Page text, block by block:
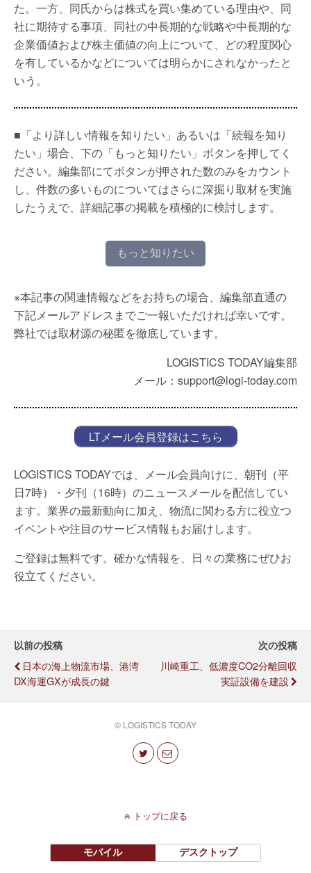
た。一方、同氏からは株式を買い集めている理由や、同
社に期待する事項、同社の中長期的な戦略や中長期的な
企業価値および株主価値の向上について、どの程度関心
を有しているかなどについては明らかにされなかったと
いう。
■「より詳しい情報を知りたい」あるいは「続報を知り
たい」場合、下の「もっと知りたい」ボタンを押してく
ださい。編集部にてボタンが押された数のみをカウント
し、件数の多いものについてはさらに深掘り取材を実施
したうえで、詳細記事の掲載を積極的に検討します。
もっと知りたい
※本記事の関連情報などをお持ちの場合、編集部直通の
下記メールアドレスまでご一報いただければ幸いです。
弊社では取材源の秘匿を徹底しています。
LOGISTICS TODAY編集部
メール：support@logi-today.com
LTメール会員登録はこちら
LOGISTICS TODAYでは、メール会員向けに、朝刊（平
日7時）・夕刊（16時）のニュースメールを配信してい
ます。業界の最新動向に加え、物流に関わる方に役立つ
イベントや注目のサービス情報もお届けします。
ご登録は無料です。確かな情報を、日々の業務にぜひお
役立てください。
以前の投稿
日本の海上物流市場、港湾
DX海運GXが成長の鍵
次の投稿
川崎重工、低濃度CO2分離回収
実証設備を建設
© LOGISTICS TODAY
トップに戻る
モバイル デスクトップ